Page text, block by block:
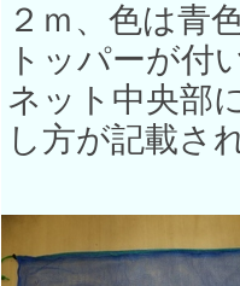
２ｍ、色は青
トッパーが付
ネット中央部
し方が記載さ